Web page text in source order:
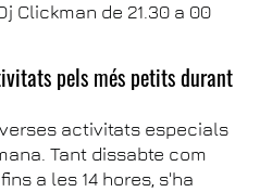
Clickman de 21.30 a 00
pels més petits durant
activitats especials
Tant dissabte com
a les 14 hores, s'ha